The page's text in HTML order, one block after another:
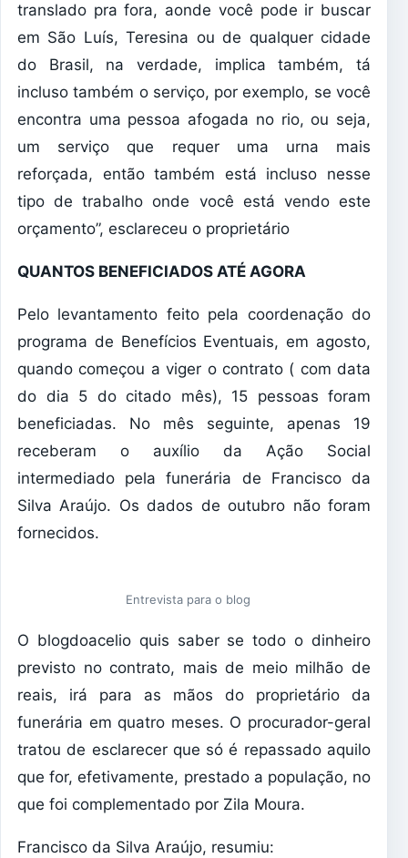
translado pra fora, aonde você pode ir buscar
em São Luís, Teresina ou de qualquer cidade
do Brasil, na verdade, implica também, tá
incluso também o serviço, por exemplo, se você
encontra uma pessoa afogada no rio, ou seja,
um serviço que requer uma urna mais
reforçada, então também está incluso nesse
tipo de trabalho onde você está vendo este
orçamento”, esclareceu o proprietário
QUANTOS BENEFICIADOS ATÉ AGORA
Pelo levantamento feito pela coordenação do
programa de Benefícios Eventuais, em agosto,
quando começou a viger o contrato ( com data
do dia 5 do citado mês), 15 pessoas foram
beneficiadas. No mês seguinte, apenas 19
receberam o auxílio da Ação Social
intermediado pela funerária de Francisco da
Silva Araújo. Os dados de outubro não foram
fornecidos.
Entrevista para o blog
O blogdoacelio quis saber se todo o dinheiro
previsto no contrato, mais de meio milhão de
reais, irá para as mãos do proprietário da
funerária em quatro meses. O procurador-geral
tratou de esclarecer que só é repassado aquilo
que for, efetivamente, prestado a população, no
que foi complementado por Zila Moura.
Francisco da Silva Araújo, resumiu: